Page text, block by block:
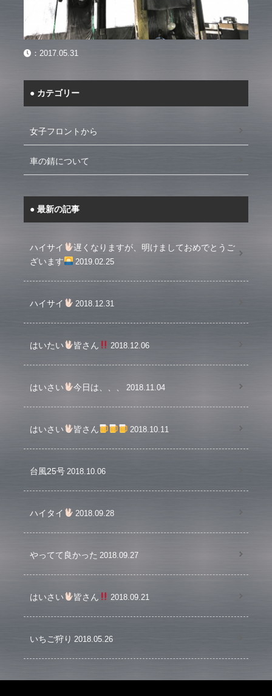
： 2017.05.31
カテゴリー
女子フロントから
車の錆について
最新の記事
ハイサイ
遅くなりますが、明けましておめでとうご
ざいます
2019.02.25
ハイサイ 2018.12.31
はいたい 皆さん 2018.12.06
はいさい 今日は、、、 2018.11.04
はいさい 皆さん 2018.10.11
台風25号 2018.10.06
ハイタイ 2018.09.28
やってて良かった 2018.09.27
はいさい 皆さん 2018.09.21
いちご狩り 2018.05.26